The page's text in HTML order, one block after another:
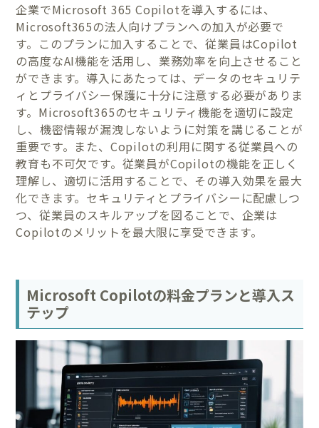
企業でMicrosoft 365 Copilotを導入するには、
Microsoft365の法人向けプランへの加入が必要で
す。このプランに加入することで、従業員はCopilot
の高度なAI機能を活用し、業務効率を向上させること
ができます。導入にあたっては、データのセキュリテ
ィとプライバシー保護に十分に注意する必要がありま
す。Microsoft365のセキュリティ機能を適切に設定
し、機密情報が漏洩しないように対策を講じることが
重要です。また、Copilotの利用に関する従業員への
教育も不可欠です。従業員がCopilotの機能を正しく
理解し、適切に活用することで、その導入効果を最大
化できます。セキュリティとプライバシーに配慮しつ
つ、従業員のスキルアップを図ることで、企業は
Copilotのメリットを最大限に享受できます。
Microsoft Copilotの料金プランと導入ス
テップ